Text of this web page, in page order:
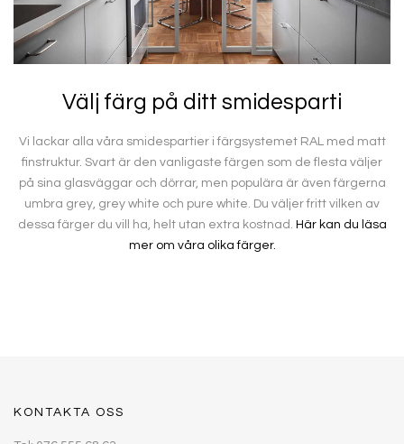
Välj färg på ditt smidesparti
Vi lackar alla våra smidespartier i färgsystemet RAL med matt
finstruktur. Svart är den vanligaste färgen som de flesta väljer
på sina glasväggar och dörrar, men populära är även färgerna
umbra grey, grey white och pure white. Du väljer fritt vilken av
dessa färger du vill ha, helt utan extra kostnad. Här kan du läsa
mer om våra olika färger.
KONTAKTA OSS